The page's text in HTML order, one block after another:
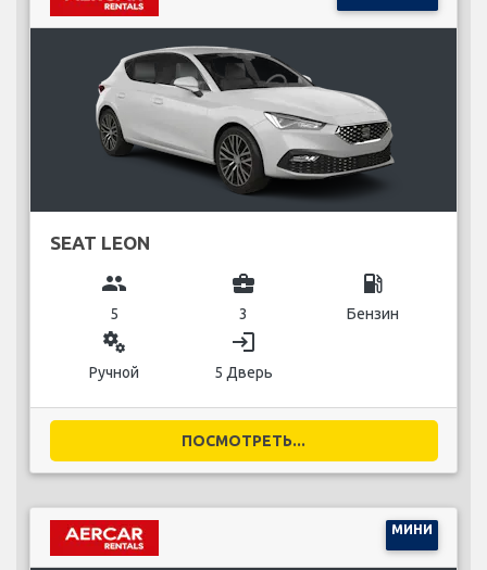
SEAT LEON
group
5
business_center
3
local_gas_station
Бензин
miscellaneous_services
Ручной
login
5 Дверь
ПОСМОТРЕТЬ...
МИНИ